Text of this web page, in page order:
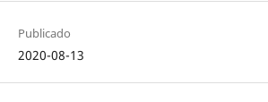
Publicado
2020-08-13